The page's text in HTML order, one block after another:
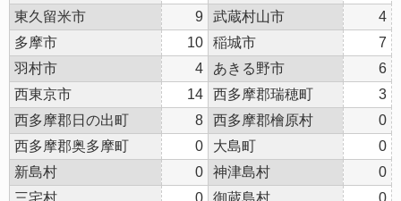
東久留米市
9 武蔵村山市
4
多摩市
10 稲城市
7
羽村市
4 あきる野市
6
西東京市
14 西多摩郡瑞穂町
3
西多摩郡日の出町
8 西多摩郡檜原村
0
西多摩郡奥多摩町
0 大島町
0
新島村
0 神津島村
0
三宅村
0 御蔵島村 0